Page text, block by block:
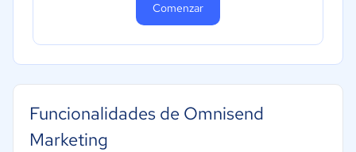
Comenzar
Funcionalidades de Omnisend
Marketing